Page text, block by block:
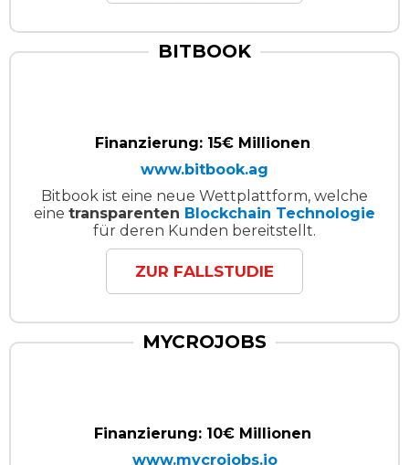
BITBOOK
Finanzierung: 15€ Millionen
www.bitbook.ag
Bitbook ist eine neue Wettplattform, welche
eine transparenten Blockchain Technologie
für deren Kunden bereitstellt.
ZUR FALLSTUDIE
MYCROJOBS
Finanzierung: 10€ Millionen
www.mycrojobs.io